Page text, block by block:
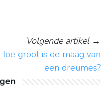
Volgende artikel→
groot is de maag van
een dreumes?